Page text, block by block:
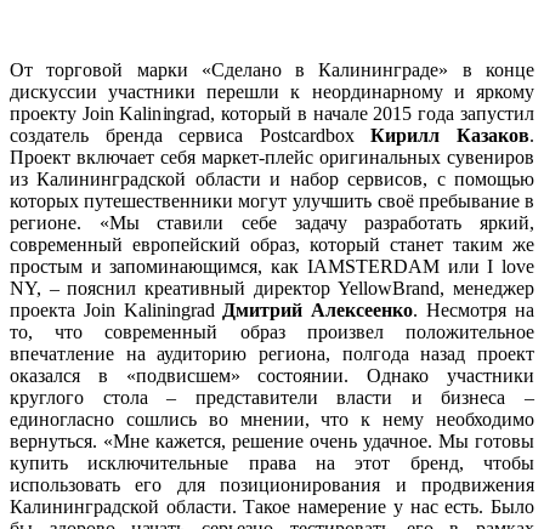
От торговой марки «Сделано в Калининграде» в конце
дискуссии участники перешли к неординарному и яркому
проекту Join Kaliningrad, который в начале 2015 года запустил
создатель бренда сервиса PostcardboxКирилл Казаков.
Проект включает себя маркет-плейс оригинальных сувениров
из Калининградской области и набор сервисов, с помощью
которых путешественники могут улучшить своё пребывание в
регионе. «Мы ставили себе задачу разработать яркий,
современный европейский образ, который станет таким же
простым и запоминающимся, как IAMSTERDAM или I love
NY, – пояснил креативный директор YellowBrand, менеджер
проекта Join Kaliningrad Дмитрий Алексеенко. Несмотря на
то, что современный образ произвел положительное
впечатление на аудиторию региона, полгода назад проект
оказался в «подвисшем» состоянии. Однако участники
круглого стола – представители власти и бизнеса –
единогласно сошлись во мнении, что к нему необходимо
вернуться. «Мне кажется, решение очень удачное. Мы готовы
купить исключительные права на этот бренд, чтобы
использовать его для позиционирования и продвижения
Калининградской области. Такое намерение у нас есть. Было